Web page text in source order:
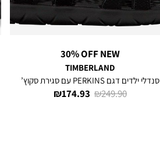
30% OFF NEW
TIMBERLAND
סנדלי ילדים דגם PERKINS עם סגירת סקוץ’
מחיר
174.93 ₪
מחיר
249.90 ₪